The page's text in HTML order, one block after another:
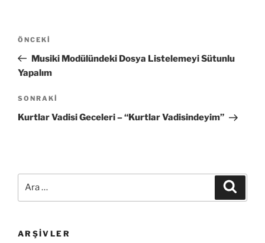
Yazı
Önceki
Yazı
ÖNCEKI
Musiki Modülündeki Dosya Listelemeyi Sütunlu
Yapalım
Sonraki
Yazı
SONRAKI
Kurtlar Vadisi Geceleri – “Kurtlar Vadisindeyim”
ARŞIVLER